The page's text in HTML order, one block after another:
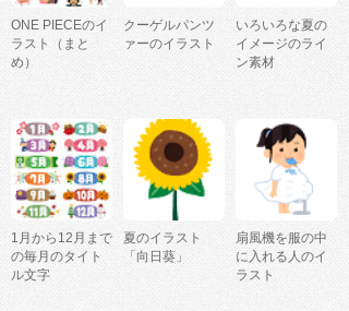
ONE PIECEのイ
ラスト（まと
め）
クーゲルパンツ
ァーのイラスト
いろいろな夏の
イメージのライ
ン素材
1月から12月まで
の毎月のタイト
ル文字
夏のイラスト
「向日葵」
扇風機を服の中
に入れる人のイ
ラスト